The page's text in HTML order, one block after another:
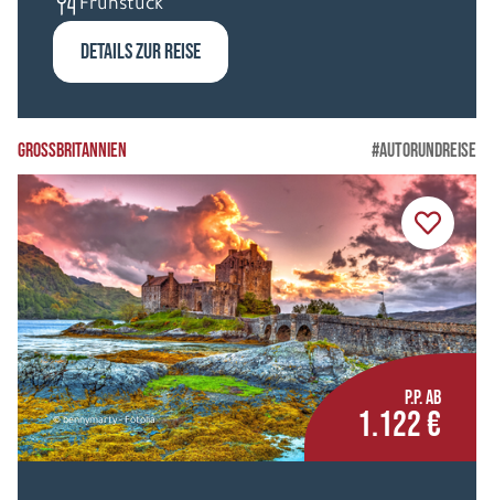
Frühstück
DETAILS ZUR REISE
GROSSBRITANNIEN #AUTORUNDREISE
© bennymarty - Fotolia
P.P. AB
1.122 €